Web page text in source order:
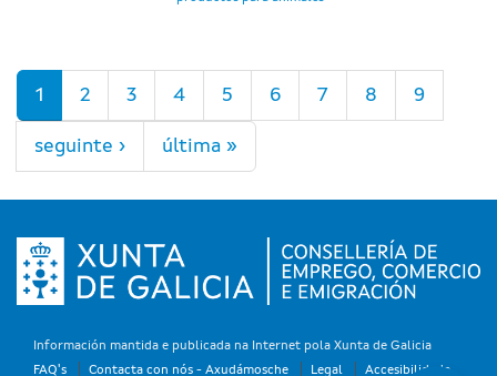
Páxinas
1 2 3 4 5 6 7 8 9
seguinte › última »
Información mantida e publicada na Internet pola Xunta de Galicia
FAQ's
Contacta con nós - Axudámosche Legal Accesibilidade